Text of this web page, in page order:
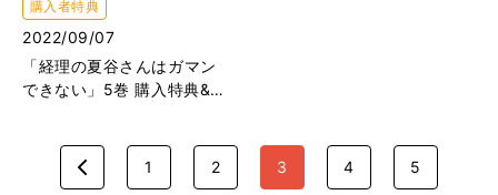
購入者特典
2022/09/07
「経理の夏谷さんはガマン
できない」5巻 購入特典&T
前 1 2 3 4 5